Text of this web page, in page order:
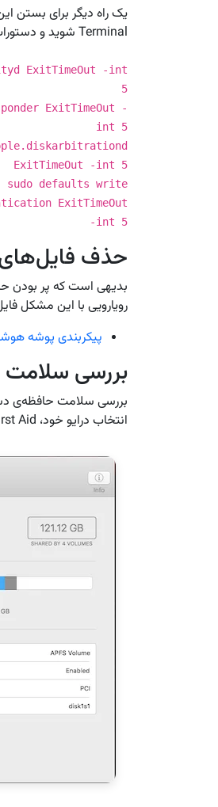
یک راه دیگر برای بستن
Terminal شوید و دستورات زیر را وارد گنید:
ExitTimeOut -int
5
ExitTimeOut -
int 5
ExitTimeOut -int 5
sudo defaults write
ExitTimeOut
-int 5
حذف
بدیهی است که پر بودن
رویارویی با این مشکل
پیکربندی پوشه
بررسی سلامت
بررسی سلامت حافظه‌ی
انتخاب درایو خود، First Aid را بزنید.